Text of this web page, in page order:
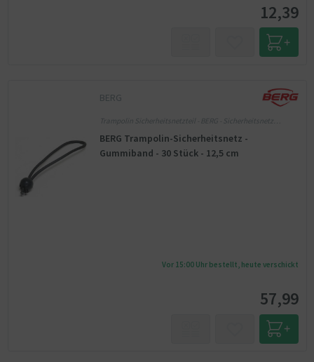
12,39
BERG
Trampolin Sicherheitsnetzteil - BERG - Sicherheitsnetz
BERG Trampolin-Sicherheitsnetz -
Gummiband - 30 Stück - 12,5 cm
Vor 15:00 Uhr bestellt, heute verschickt
57,99